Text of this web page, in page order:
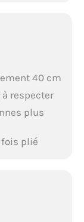
40 cm
respecter
plus
plié